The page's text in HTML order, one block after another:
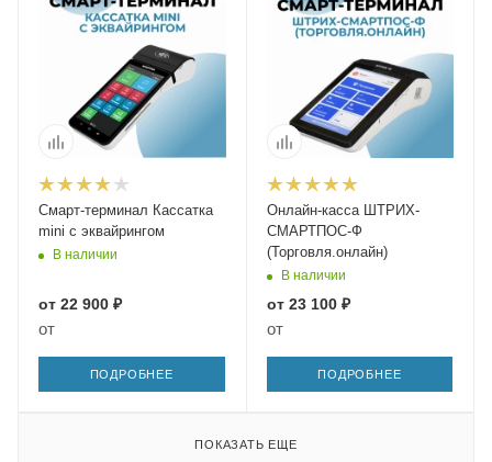
Смарт-терминал Кассатка
mini с эквайрингом
В наличии
от 22 900 ₽
от
ПОДРОБНЕЕ
Онлайн-касса ШТРИХ-
СМАРТПОС-Ф
(Торговля.онлайн)
В наличии
от 23 100 ₽
от
ПОДРОБНЕЕ
ПОКАЗАТЬ ЕЩЕ